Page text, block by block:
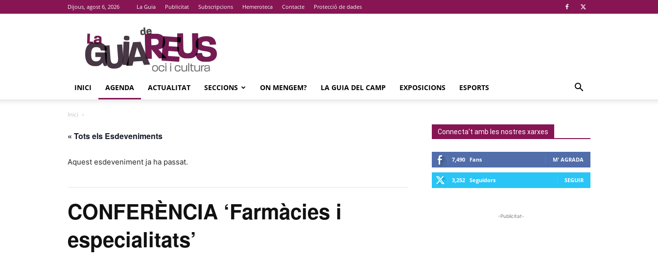
Dijous, agost 6, 2026 La Guia Publicitat Subscripcions Hemeroteca Contacte Protecció de dades
La
Guia
De
Reus
INICI AGENDA ACTUALITAT SECCIONS ON MENGEM? LA GUIA DEL CAMP EXPOSICIONS ESPORTS
Inici
« Tots els Esdeveniments
Aquest esdeveniment ja ha passat.
CONFERÈNCIA ‘Farmàcies i
especialitats’
Connecta't amb les nostres xarxes
7,490 Fans M' AGRADA
3,252 Seguidors SEGUIR
-Publicitat-